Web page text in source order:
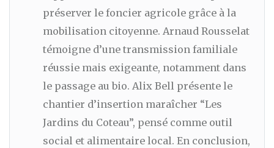
préserver le foncier agricole grâce à la
mobilisation citoyenne. Arnaud Rousselat
témoigne d’une transmission familiale
réussie mais exigeante, notamment dans
le passage au bio. Alix Bell présente le
chantier d’insertion maraîcher “Les
Jardins du Coteau”, pensé comme outil
social et alimentaire local. En conclusion,